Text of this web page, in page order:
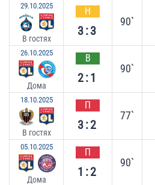
29.10.2025
В гостях
Н
3:3
90`
26.10.2025
Дома
В
2:1
90`
18.10.2025
В гостях
П
3:2
77`
05.10.2025
Дома
П
1:2
90`